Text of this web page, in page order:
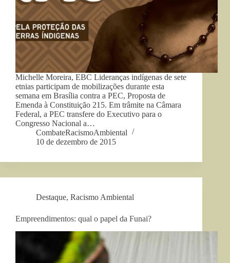
Michelle Moreira, EBC Lideranças indígenas de sete
etnias participam de mobilizações durante esta
semana em Brasília contra a PEC, Proposta de
Emenda à Constituição 215. Em trâmite na Câmara
Federal, a PEC transfere do Executivo para o
Congresso Nacional a…
CombateRacismoAmbiental
10 de dezembro de 2015
Destaque, Racismo Ambiental
Empreendimentos: qual o papel da Funai?